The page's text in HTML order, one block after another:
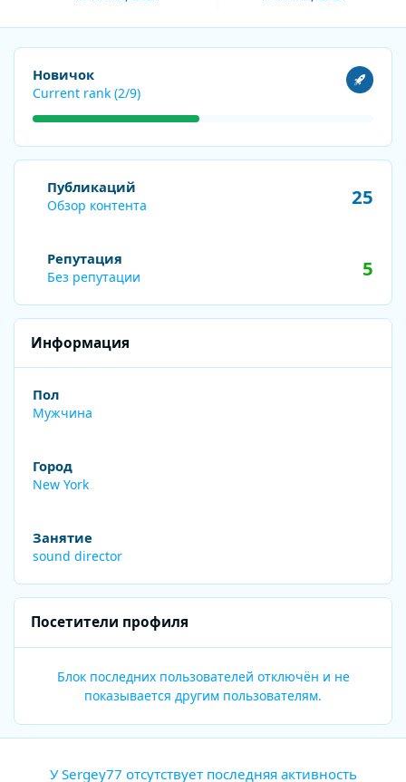
Посмотреть все
Новичок
Current rank (2/9)
Обзор контента
Публикаций
Обзор контента 25
Репутация
Без репутации 5
Информация
Пол
Мужчина
Город
New York
Занятие
sound director
Посетители профиля
Блок последних пользователей отключён и не
показывается другим пользователям.
У Sergey77 отсутствует последняя активность